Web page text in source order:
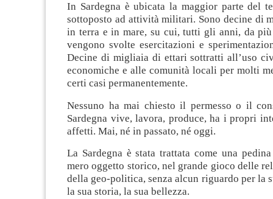
In Sardegna è ubicata la maggior parte del
sottoposto ad attività militari. Sono decine di
in terra e in mare, su cui, tutti gli anni, da più
vengono svolte esercitazioni e
Decine di migliaia di ettari sottratti all’uso
economiche e alle comunità locali per molti
certi casi permanentemente.
Nessuno ha mai chiesto il permesso o il
Sardegna vive, lavora, produce, ha i propri
affetti. Mai, né in passato, né oggi.
La Sardegna è stata trattata come una
mero oggetto storico, nel grande gioco delle
della geo-politica, senza alcun riguardo per la
la sua storia, la sua bellezza.